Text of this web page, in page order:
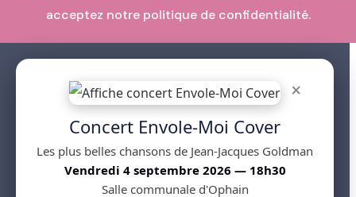
acceptez notre politique de confidentialité.
×
Concert Envole-Moi Cover
Les plus belles chansons de Jean-Jacques Goldman
Vendredi 4 septembre 2026 — 18h30
Salle communale d'Ophain